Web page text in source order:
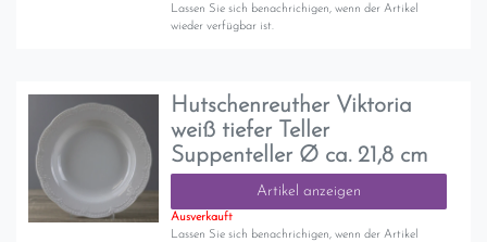
Lassen Sie sich benachrichigen, wenn der Artikel
wieder verfügbar ist.
Hutschenreuther Viktoria
weiß tiefer Teller
Suppenteller Ø ca. 21,8 cm
Artikel anzeigen
Ausverkauft
Lassen Sie sich benachrichigen, wenn der Artikel